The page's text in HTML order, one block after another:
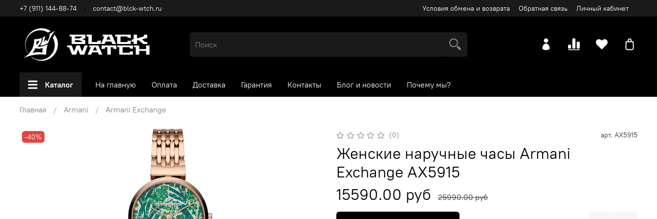
Условия обмена и возврата Обратная связь Личный кабинет
+7 (911) 144-88-74 contact@blck-wtch.ru
Каталог На главную Оплата Доставка Гарантия Контакты Блог и новости Почему мы?
Главная Armani Armani Exchange
-40% (0) арт. AX5915
Женские наручные часы Armani
Exchange AX5915
15590.00 руб
25990.00 руб